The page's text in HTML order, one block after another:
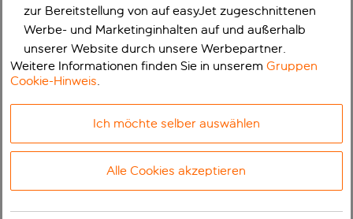
zur Bereitstellung von auf easyJet zugeschnittenen
Werbe- und Marketinginhalten auf und außerhalb
unserer Website durch unsere Werbepartner.
Weitere Informationen finden Sie in unseremGruppen
Cookie-Hinweis.
Ich möchte selber auswählen
Alle Cookies akzeptieren